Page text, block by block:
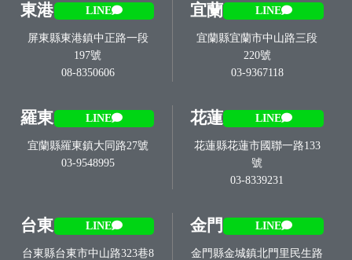
東港 LINE
屏東縣東港鎮中正路一段
197號
08-8350606
宜蘭 LINE
宜蘭縣宜蘭市中山路三段
220號
03-9367118
羅東 LINE
宜蘭縣羅東鎮大同路27號
03-9548995
花蓮 LINE
花蓮縣花蓮市國聯一路133
號
03-8339231
台東 LINE
台東縣台東市中山路323巷8
金門 LINE
金門縣金城鎮北門里民生路